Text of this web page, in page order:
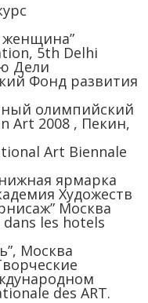
женщина”
5th Delhi
Дели
Фонд развития
олимпийский
Art 2008 , Пекин,
Art Biennale
ярмарка
Художеств
Москва
les hotels
Москва
des ART.